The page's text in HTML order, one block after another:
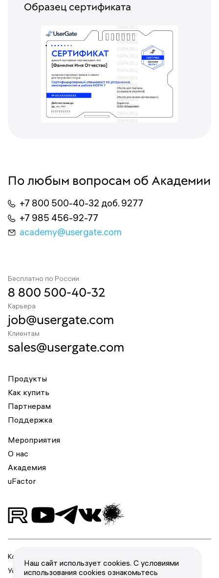
Образец сертификата
По любым вопросам об Академии
+7 800 500-40-32 доб. 9277
+7 985 456-92-77
academy@usergate.com
Бесплатно по России
8 800 500-40-32
Карьера
job@usergate.com
Клиентам
sales@usergate.com
Продукты
Как купить
Партнерам
Поддержка
Мероприятия
О нас
Академия
uFactor
Конфиденциальность
Условия использования
Наш сайт использует cookies. С условиями
использования cookies ознакомьтесь